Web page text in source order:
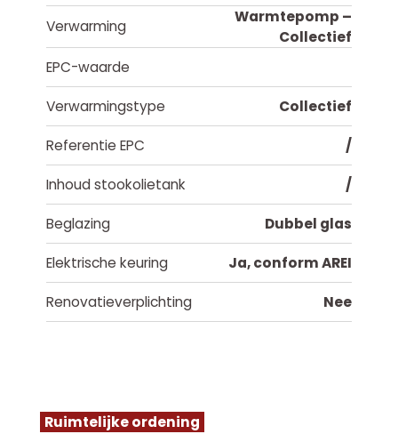
Verwarming
Warmtepomp –
Collectief
EPC-waarde
Verwarmingstype Collectief
Referentie EPC /
Inhoud stookolietank /
Beglazing Dubbel glas
Elektrische keuring Ja, conform AREI
Renovatieverplichting Nee
Ruimtelijke ordening